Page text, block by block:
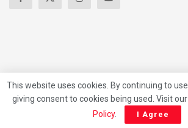
About Privacy Policy
This website uses cookies. By continuing to
giving consent to cookies being used. Visit our
Policy. I Agree